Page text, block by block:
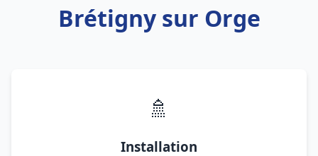
Brétigny sur Orge
🚿
Installation